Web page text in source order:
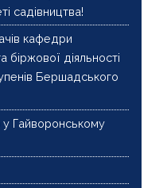
садівництва!
кафедри
біржової діяльності
Бершадського
у Гайворонському